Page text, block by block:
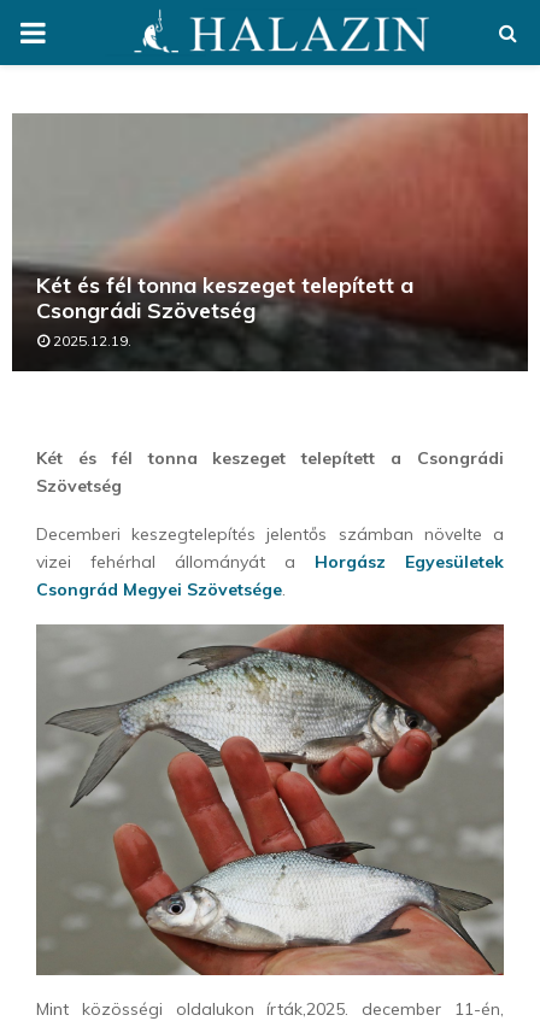
PRIMARY
Két és fél tonna keszeget telepített a
Csongrádi Szövetség
2025.12.19.
Két és fél tonna keszeget telepített a Csongrádi
Szövetség
Decemberi keszegtelepítés jelentős számban növelte a
vizei fehérhal állományát a Horgász Egyesületek
Csongrád Megyei Szövetsége.
Mint közösségi oldalukon írták,2025. december 11-én,